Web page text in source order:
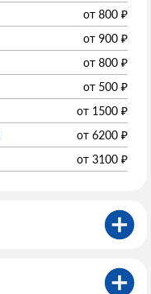
от 800 ₽
от 900 ₽
от 800 ₽
от 500 ₽
от 1500 ₽
от 6200 ₽
от 3100 ₽